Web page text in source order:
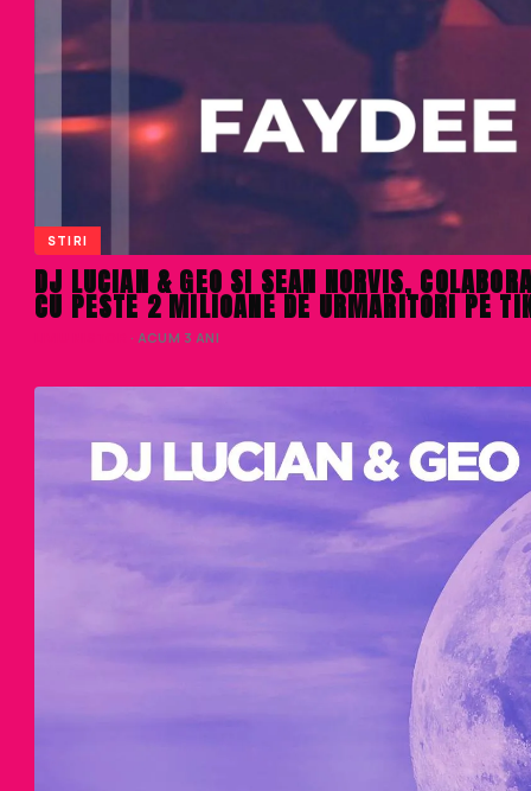
STIRI
DJ LUCIAN & GEO SI SEAN NORVIS,
CU PESTE 2 MILIOANE DE URMARITORI PE
· ACUM 3 ANI